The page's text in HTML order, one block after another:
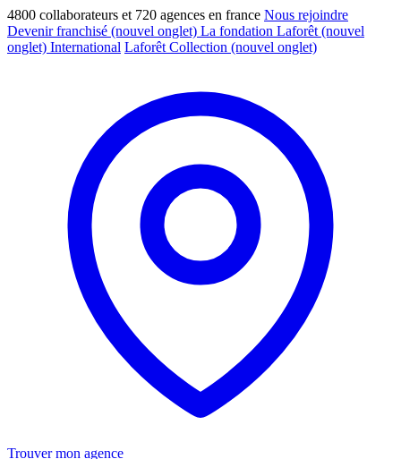
4800 collaborateurs et 720 agences en france Nous rejoindre
Devenir franchisé (nouvel onglet) La fondation Laforêt (nouvel
onglet) International Laforêt Collection (nouvel onglet)
Trouver mon agence